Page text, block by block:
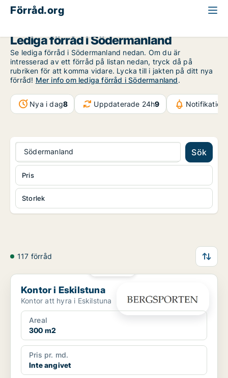
Förråd.org
Lediga förråd i Södermanland
Se lediga förråd i Södermanland nedan. Om du är
intresserad av ett förråd på listan nedan, tryck då på
rubriken för att komma vidare. Lycka till i jakten på ditt nya
förråd! Mer info om lediga förråd i Södermanland.
Nya i dag8 Uppdaterade 24h9
Södermanland Sök
Storlek
Pris
117 förråd
Kontor i Eskilstuna
Kontor i Eskilstuna
Kontor att hyra i Eskilstuna
Areal
300 m2
Pris pr. md.
Inte angivet